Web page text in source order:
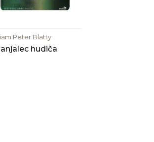
Peter Blatty
hudiča